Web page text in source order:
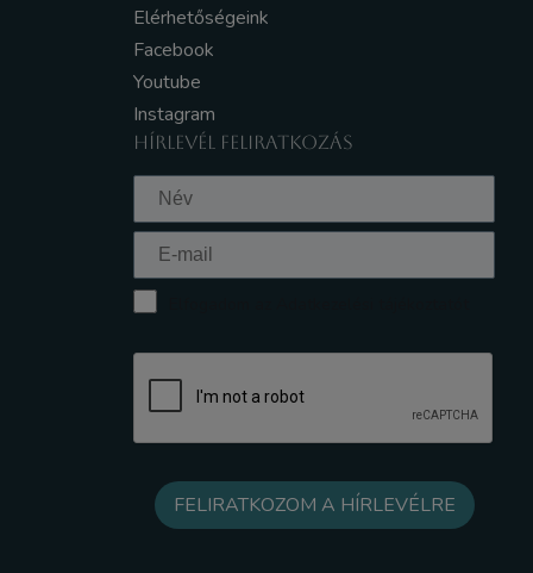
Elérhetőségeink
Facebook
Youtube
Instagram
HÍRLEVÉL FELIRATKOZÁS